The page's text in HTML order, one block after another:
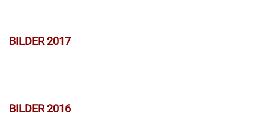
BILDER 2017
BILDER 2016